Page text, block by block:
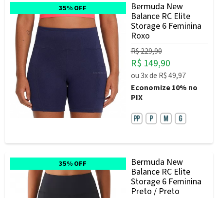
35% OFF
Bermuda New
Balance RC Elite
Storage 6 Feminina
Roxo
R$ 229,90
R$ 149,90
ou3xde R$ 49,97
Economize10% no
PIX
35% OFF
Bermuda New
Balance RC Elite
Storage 6 Feminina
Preto / Preto